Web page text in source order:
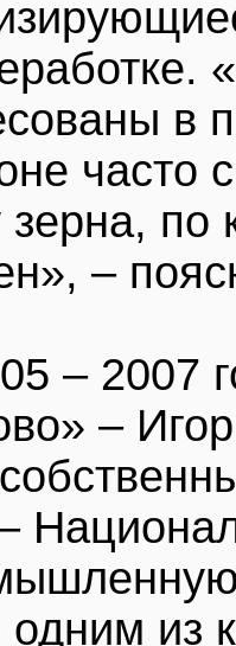
в
часто
зерна,
–
– 2007
–
из